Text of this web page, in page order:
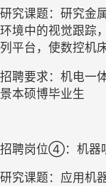
研究课题：研究金
环境中的视觉跟踪
列平台，使数控机
招聘要求：机电一
景本硕博毕业生
招聘岗位④：机器
研究课题：应用机